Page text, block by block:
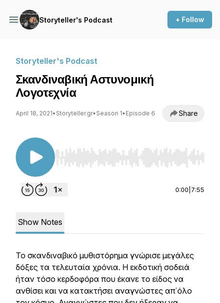
Storyteller's Podcast + Follow
Storyteller's Podcast
Σκανδιναβική Αστυνομική
Λογοτεχνία
April 18, 2021• Storyteller.gr• Season 1• Episode 6 Share
Use Left/Right to seek, Home/End to jump to
0:00 7:55
Show Notes
Το σκανδιναβικό μυθιστόρημα γνώρισε μεγάλες
δόξες τα τελευταία χρόνια. Η εκδοτική σοδειά
ήταν τόσο κερδοφόρα που έκανε το είδος να
ανθίσει και να κατακτήσει αναγνώστες απ΄όλο